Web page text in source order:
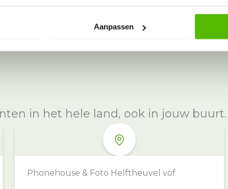
Aanpassen
in het hele land, ook in jouw buurt.
Phonehouse & Foto Helftheuvel vof